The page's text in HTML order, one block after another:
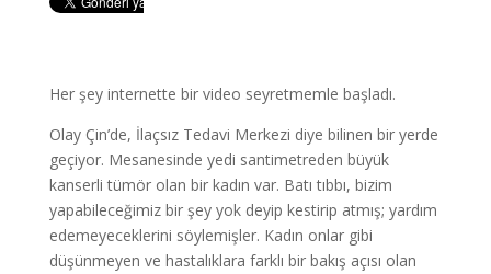
Her şey internette bir video seyretmemle başladı.
Olay Çin’de, İlaçsız Tedavi Merkezi diye bilinen bir yerde
geçiyor. Mesanesinde yedi santimetreden büyük
kanserli tümör olan bir kadın var. Batı tıbbı, bizim
yapabileceğimiz bir şey yok deyip kestirip atmış; yardım
edemeyeceklerini söylemişler. Kadın onlar gibi
düşünmeyen ve hastalıklara farklı bir bakış açısı olan